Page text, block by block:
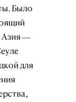
Было
Азия —
для